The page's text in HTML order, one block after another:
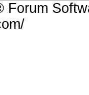
Forum